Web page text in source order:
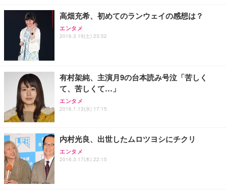
務用 おしゃれ パソコンチェア (ホワイト)
ANDWINT オフィスチェア デスクチェア 肘なし メ
ッシュ 通気性 ランバーサポート付き 腰サポート ガ
【MiniLED/24.5inch/280Hz/FHD】GRAPHT THE S
HOOTER Gaming Monitor 24” Essential ゲーミン
アイリスオーヤマ ペットシーツ 超厚型 お徳用 レギ
高畑充希、初めてのランウェイの感想は？
エンタメ
2016.3.19(土) 23:52
有村架純、主演月9の台本読み号泣「苦しく
て、苦しくて…」
エンタメ
2016.1.13(水) 17:15
内村光良、出世したムロツヨシにチクリ
エンタメ
2016.3.17(木) 22:15